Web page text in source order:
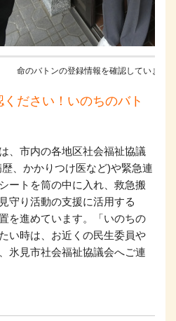
命のバトンの登録情報を確認しています！
ださい！いのちのバト
、市内の各地区社会福祉協議
、かかりつけ医など)や緊急連
ートを筒の中に入れ、救急搬
守り活動の支援に活用する
を進めています。「いのちの
い時は、お近くの民生委員や
氷見市社会福祉協議会へご連